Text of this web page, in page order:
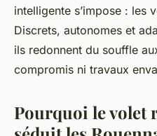
intelligente s’impose : les
Discrets, autonomes et
ils redonnent du souffle
compromis ni travaux
Pourquoi le volet